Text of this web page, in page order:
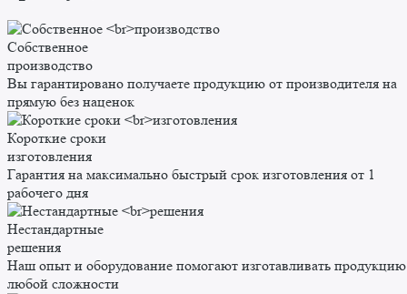
Собственное
производство
Вы гарантировано получаете продукцию от производителя на
прямую без наценок
Короткие сроки
изготовления
Гарантия на максимально быстрый срок изготовления от 1
рабочего дня
Нестандартные
решения
Наш опыт и оборудование помогают изготавливать продукцию
любой сложности